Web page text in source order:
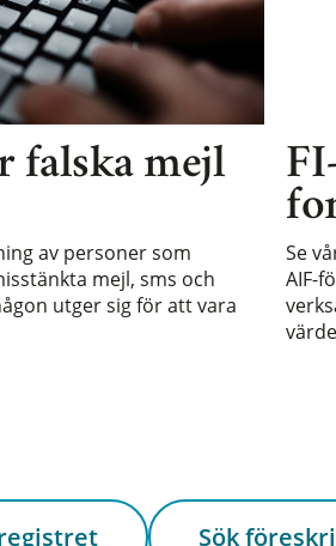
falska mejl
av personer som
mejl, sms och
utger sig för att vara
Se
AIF-
Sök